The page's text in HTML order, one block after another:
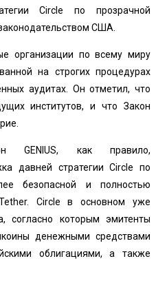
Circle по прозрачной
США.
организации по всему миру
на строгих процедурах
аудитах. Он отметил, что
институтов, и что Закон
GENIUS, как правило,
давней стратегии Circle по
безопасной и полностью
Circle в основном уже
согласно которым эмитенты
денежными средствами
облигациями, а также